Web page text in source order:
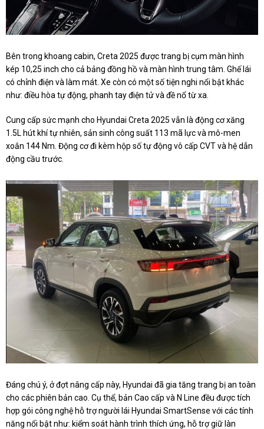
Bên trong khoang cabin, Creta 2025 được trang bị cụm màn hình
kép 10,25 inch cho cả bảng đồng hồ và màn hình trung tâm. Ghế lái
có chỉnh điện và làm mát. Xe còn có một số tiện nghi nổi bật khác
như: điều hòa tự động, phanh tay điện tử và đề nổ từ xa.
Cung cấp sức mạnh cho Hyundai Creta 2025 vẫn là động cơ xăng
1.5L hút khí tự nhiên, sản sinh công suất 113 mã lực và mô-men
xoắn 144 Nm. Động cơ đi kèm hộp số tự động vô cấp CVT và hệ dẫn
động cầu trước.
Đáng chú ý, ở đợt nâng cấp này, Hyundai đã gia tăng trang bị an toàn
cho các phiên bản cao. Cụ thể, bản Cao cấp và N Line đều được tích
hợp gói công nghệ hỗ trợ người lái Hyundai SmartSense với các tính
năng nổi bật như: kiểm soát hành trình thích ứng, hỗ trợ giữ làn